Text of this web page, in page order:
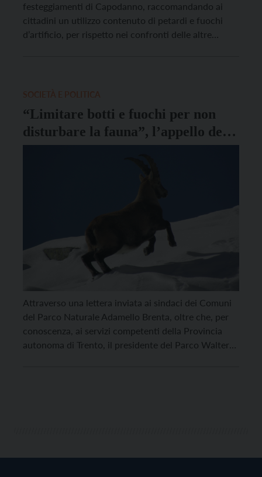
festeggiamenti di Capodanno, raccomandando ai
cittadini un utilizzo contenuto di petardi e fuochi
d’artificio, per rispetto nei confronti delle altre
“Limitare botti e fuochi per non
disturbare la fauna”, l’appello del
Parco Naturale Adamello Brenta
Attraverso una lettera inviata ai sindaci dei Comuni
del Parco Naturale Adamello Brenta, oltre che, per
conoscenza, ai servizi competenti della Provincia
autonoma di Trento, il presidente del Parco Walter